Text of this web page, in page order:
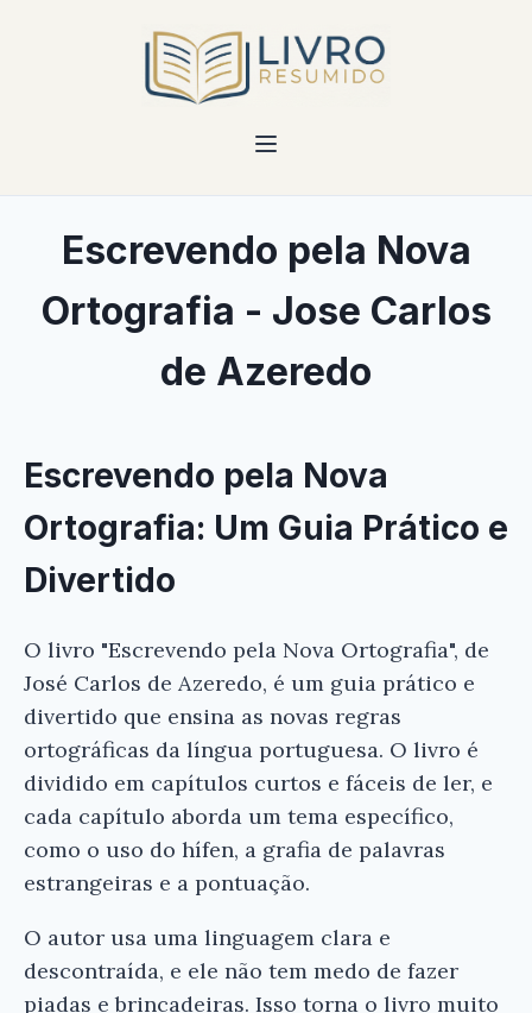
Escrevendo pela Nova
Ortografia - Jose Carlos
de Azeredo
Escrevendo pela Nova
Ortografia: Um Guia Prático e
Divertido
O livro "Escrevendo pela Nova Ortografia", de
José Carlos de Azeredo, é um guia prático e
divertido que ensina as novas regras
ortográficas da língua portuguesa. O livro é
dividido em capítulos curtos e fáceis de ler, e
cada capítulo aborda um tema específico,
como o uso do hífen, a grafia de palavras
estrangeiras e a pontuação.
O autor usa uma linguagem clara e
descontraída, e ele não tem medo de fazer
piadas e brincadeiras. Isso torna o livro muito